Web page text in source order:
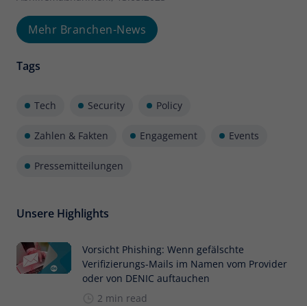
Mehr Branchen-News
Tags
Tech Security Policy
Zahlen & Fakten Engagement Events
Pressemitteilungen
Unsere Highlights
Vorsicht Phishing: Wenn gefälschte
Verifizierungs-Mails im Namen vom Provider
oder von DENIC auftauchen
2 min read